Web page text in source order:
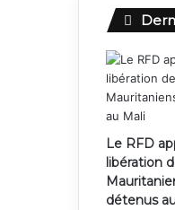
Le RFD
libération
détenus